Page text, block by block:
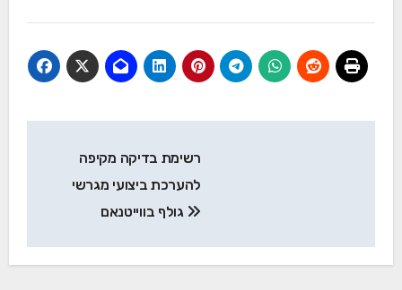
navigation
רשימת בדיקה מקיפה
להערכת ביצועי מגרשי